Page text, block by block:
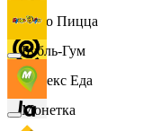
Додо Пицца
Яндекс Еда
Бубль-Гум
Монетка